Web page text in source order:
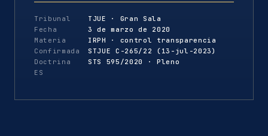
Tribunal
TJUE · Gran Sala
Fecha
3 de marzo de 2020
Materia
IRPH · control transparencia
Confirmada
STJUE C-265/22 (13-jul-2023)
Doctrina
ES
STS 595/2020 · Pleno